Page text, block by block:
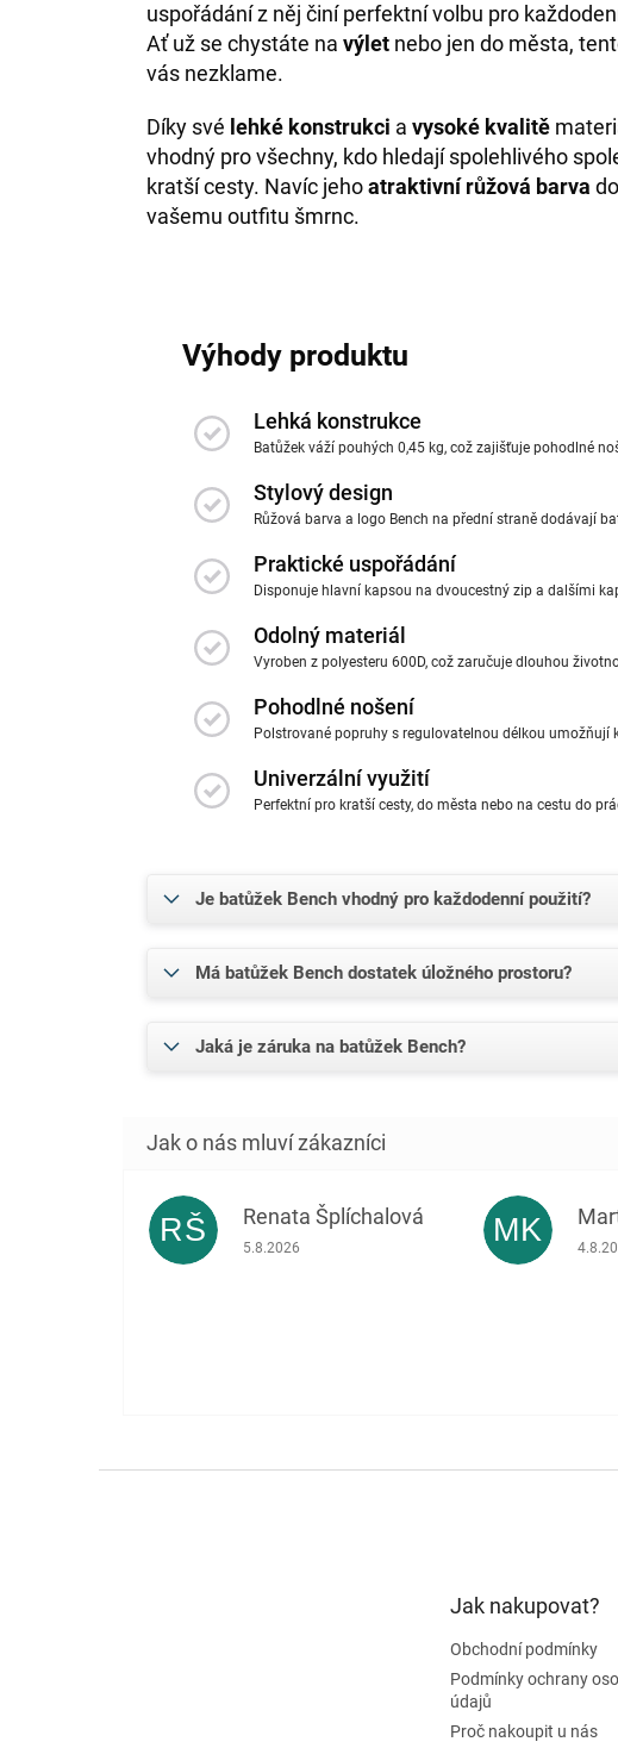
uspořádání z něj činí perfektní volbu pro
Ať už se chystáte na výlet nebo jen do města,
vás nezklame.
Díky své lehké konstrukci a vysoké kvalitě
vhodný pro všechny, kdo hledají spolehlivého
kratší cesty. Navíc jehoatraktivní růžová barva
vašemu outfitu šmrnc.
Výhody produktu
Lehká konstrukce
Batůžek váží pouhých 0,45 kg, což zajišťuje pohodlné
Stylový design
Růžová barva a logo Bench na přední straně dodávají
Praktické uspořádání
Disponuje hlavní kapsou na dvoucestný zip a dalšími
Odolný materiál
Vyroben z polyesteru 600D, což zaručuje dlouhou
Pohodlné nošení
Polstrované popruhy s regulovatelnou délkou umožňují
Univerzální využití
Perfektní pro kratší cesty, do města nebo na cestu do
Je batůžek Bench vhodný pro každodenní použití?
Má batůžek Bench dostatek úložného prostoru?
Jaká je záruka na batůžek Bench?
RŠ Renata Šplíchalová
Hodnocení obchodu je 5 z 5 hvězdiček.
5.8.2026 MK
Jak nakupovat?
Obchodní podmínky
Podmínky ochrany
údajů
Proč nakoupit u nás